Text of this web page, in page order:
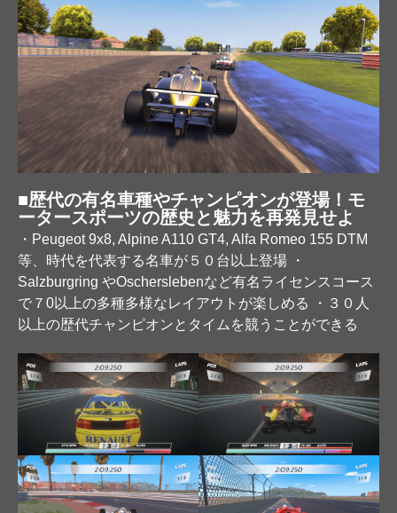
■歴代の有名車種やチャンピオンが登場！モ
ータースポーツの歴史と魅力を再発見せよ
・Peugeot 9x8, Alpine A110 GT4, Alfa Romeo 155 DTM
等、時代を代表する名車が５０台以上登場 ・
Salzburgring やOscherslebenなど有名ライセンスコース
で７0以上の多種多様なレイアウトが楽しめる ・３０人
以上の歴代チャンピオンとタイムを競うことができる